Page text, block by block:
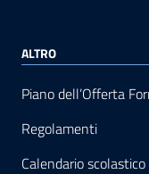
ALTRO
Piano dell’Offerta
Regolamenti
Calendario scolastico